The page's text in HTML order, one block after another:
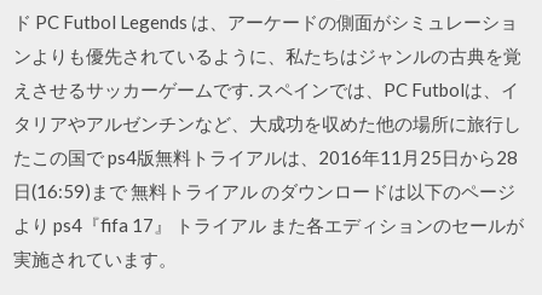
ド PC Futbol Legends は、アーケードの側面がシミュレーショ
ンよりも優先されているように、私たちはジャンルの古典を覚
えさせるサッカーゲームです. スペインでは、PC Futbolは、イ
タリアやアルゼンチンなど、大成功を収めた他の場所に旅行し
たこの国で ps4版無料トライアルは、2016年11月25日から28
日(16:59)まで 無料トライアル のダウンロードは以下のページ
より ps4『fifa 17』 トライアル また各エディションのセールが
実施されています。